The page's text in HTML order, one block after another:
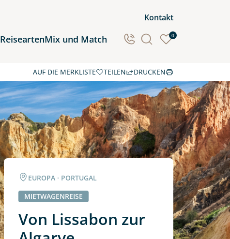
Kontakt
ReiseartenMix und Match 0
Ozeanien
Südamerika
AUF DIE MERKLISTE TEILEN DRUCKEN
EUROPA · PORTUGAL
MIETWAGENREISE
Von Lissabon zur